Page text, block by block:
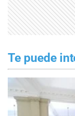
Te puede